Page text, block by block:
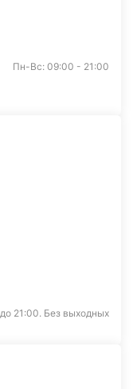
Пн-Вс: 09:00 - 21:00
21:00. Без выходных